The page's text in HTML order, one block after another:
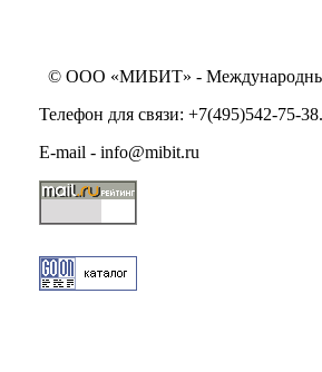
© ООО «МИБИТ» - Международный
Телефон для связи: +7(495)542-75-38.
E-mail - info@mibit.ru